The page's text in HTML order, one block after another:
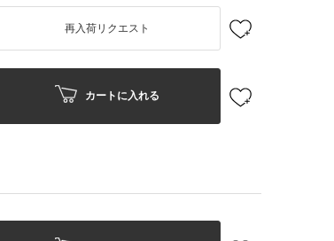
再入荷リクエスト
カートに入れる